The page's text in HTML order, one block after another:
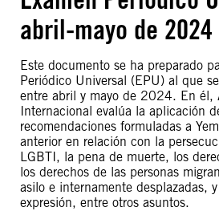
abril-mayo de 2024
Este documento se ha preparado
Periódico Universal (EPU) al que
entre abril y mayo de 2024. En él,
Internacional evalúa la aplicación
recomendaciones formuladas a
anterior en relación con la
LGBTI, la pena de muerte, los
los derechos de las personas
asilo e internamente desplazadas,
expresión, entre otros asuntos.